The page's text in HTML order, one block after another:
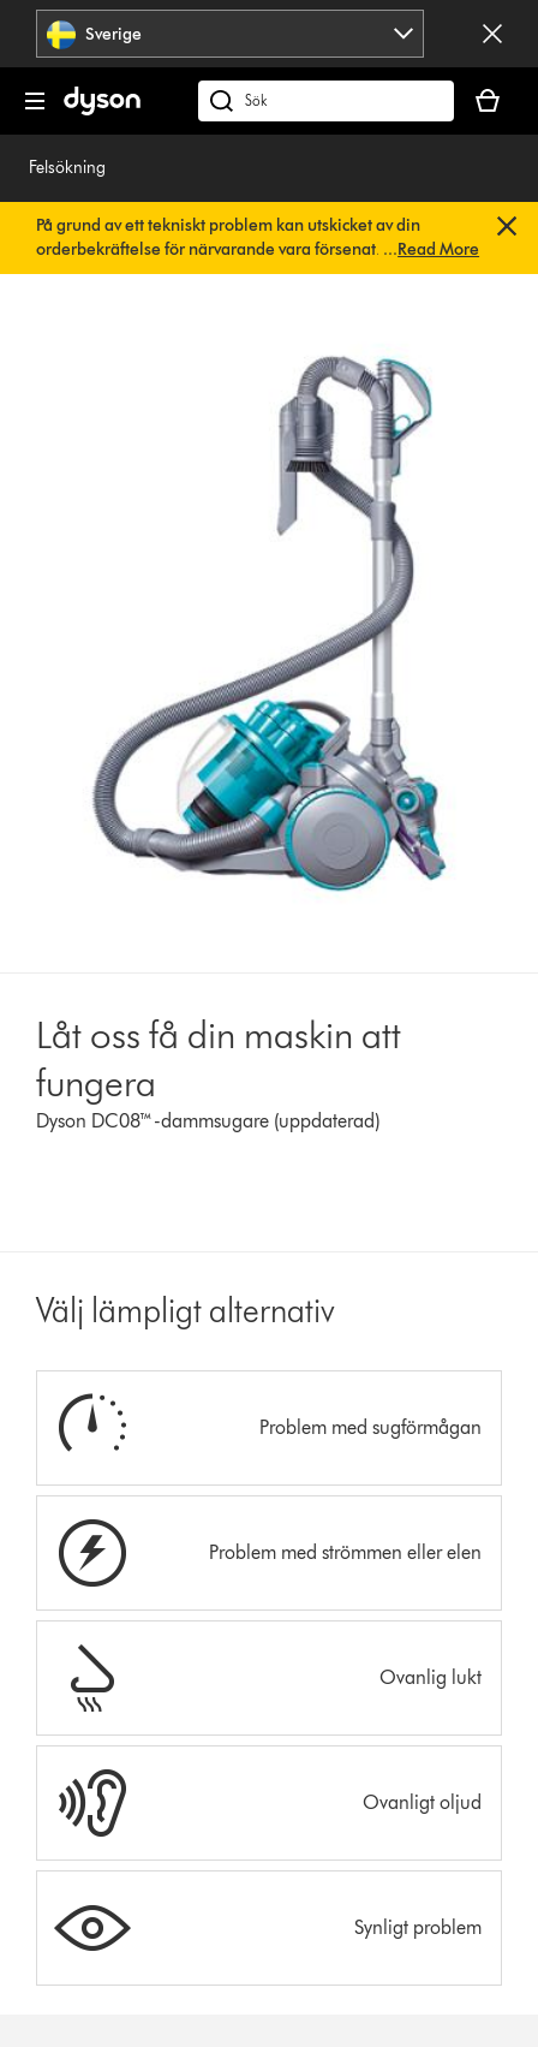
Hoppa
navigering
Sverige
Sök
på
är
tom
Felsökning
På grund av ett tekniskt problem kan utskicket av din
orderbekräftelse för närvarande vara försenat. Vi arbetar
redan på en snabb lösning.Du behöver inte göra någonting.
...Read More
Låt oss få din maskin att
fungera
Dyson DC08™-dammsugare (uppdaterad)
Välj lämpligt alternativ
Problem med sugförmågan
Problem med strömmen eller elen
Ovanlig lukt
Ovanligt oljud
Synligt problem